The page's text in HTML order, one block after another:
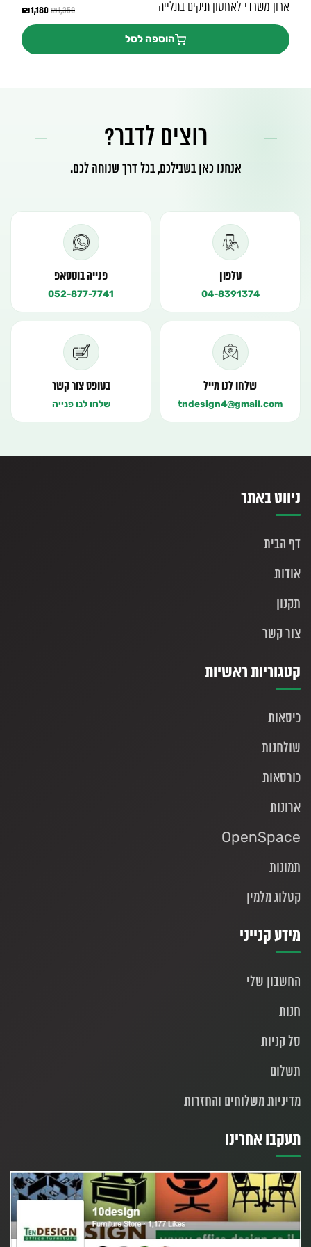
ארון משרדי לאחסון תיקים בתלייה ₪1,350
המחיר₪1,180
המחיר
₪1,180.
הוספה לסל
רוצים לדבר?
אנחנו כאן בשבילכם, בכל דרך שנוחה לכם.
טלפון
04-8391374
פנייה בוטסאפ
052-877-7741
שלחו לנו מייל
tndesign4@gmail.com
בטופס צור קשר
שלחו לנו פנייה
ניווט באתר
דף הבית
אודות
תקנון
צור קשר
קטגוריות ראשיות
כיסאות
שולחנות
כורסאות
ארונות
OpenSpace
תמונות
קטלוג מלמין
מידע קנייני
החשבון שלי
חנות
סל קניות
תשלום
מדיניות משלוחים והחזרות
תעקבו אחרינו